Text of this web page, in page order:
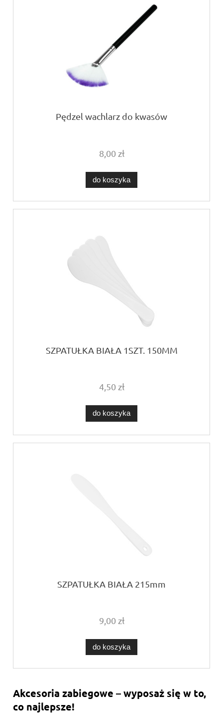
Pędzel wachlarz do kwasów
8,00 zł
do koszyka
SZPATUŁKA BIAŁA 1SZT. 150MM
4,50 zł
do koszyka
SZPATUŁKA BIAŁA 215mm
9,00 zł
do koszyka
Akcesoria zabiegowe – wyposaż się w to,
co najlepsze!